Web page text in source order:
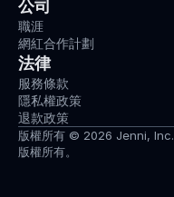
公司
職涯
網紅合作計劃
法律
服務條款
隱私權政策
退款政策
版權所有 © 2026 Jenni, Inc.
版權所有。